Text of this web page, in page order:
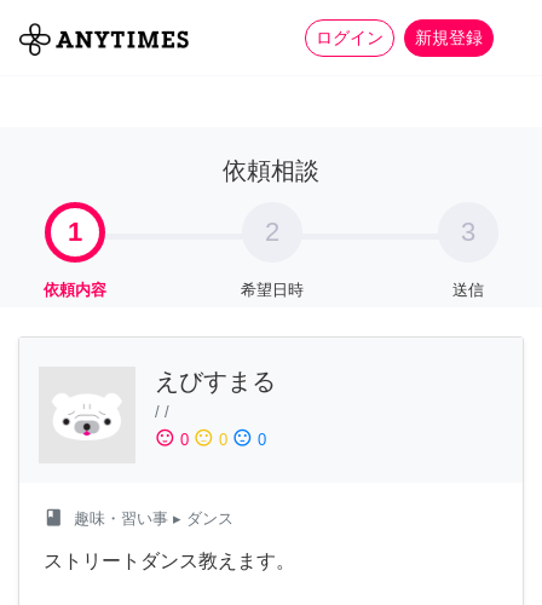
ログイン 新規登録
全て 家事 more_horiz
依頼相談
1
依頼内容
2
希望日時
3
送信
えびすまる
/ /
sentiment_satisfied 0 sentiment_neutral 0 sentiment_dissatisfied 0
class 趣味・習い事 ▸ ダンス
ストリートダンス教えます。